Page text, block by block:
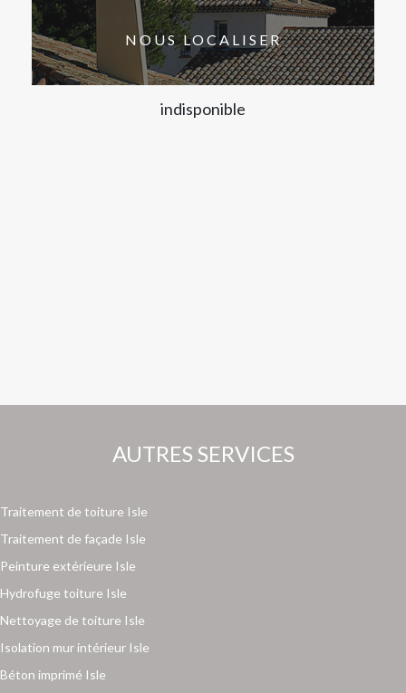
NOUS LOCALISER
indisponible
AUTRES SERVICES
Traitement de toiture Isle
Traitement de façade Isle
Peinture extérieure Isle
Hydrofuge toiture Isle
Nettoyage de toiture Isle
Isolation mur intérieur Isle
Béton imprimé Isle